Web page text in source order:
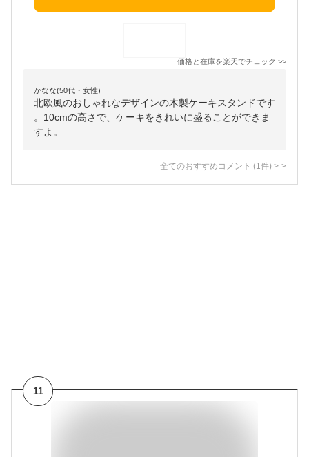
価格と在庫を楽天でチェック >>
かなな(50代・女性)
北欧風のおしゃれなデザインの木製ケーキスタンドです
。10cmの高さで、ケーキをきれいに盛ることができま
すよ。
全てのおすすめコメント (1 件) >
11